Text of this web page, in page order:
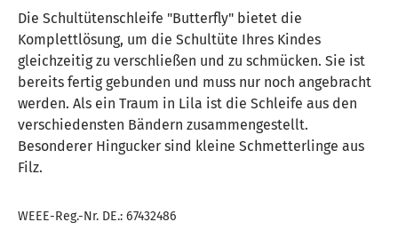
Die Schultütenschleife "Butterfly" bietet die
Komplettlösung, um die Schultüte Ihres Kindes
gleichzeitig zu verschließen und zu schmücken. Sie ist
bereits fertig gebunden und muss nur noch angebracht
werden. Als ein Traum in Lila ist die Schleife aus den
verschiedensten Bändern zusammengestellt.
Besonderer Hingucker sind kleine Schmetterlinge aus
Filz.
WEEE-Reg.-Nr. DE.: 67432486